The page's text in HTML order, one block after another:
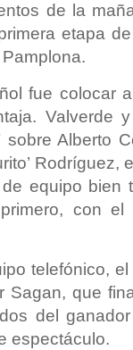
de la
etapa
fue colocar
Valverde
Alberto
Rodríguez,
equipo bien
con el
telefónico,
Sagan, que
del
espectáculo.